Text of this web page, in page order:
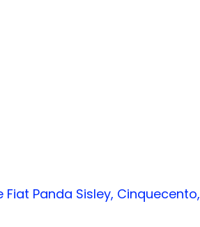
Panda Sisley, Cinquecento,